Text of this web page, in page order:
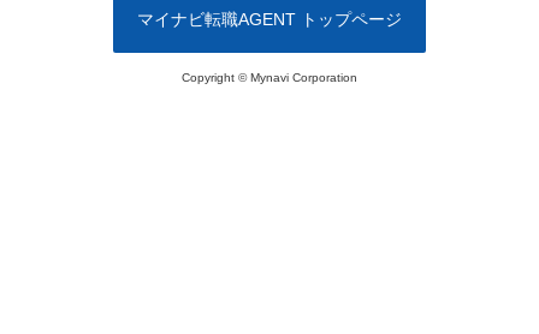
マイナビ転職AGENT トップページ
Copyright © Mynavi Corporation